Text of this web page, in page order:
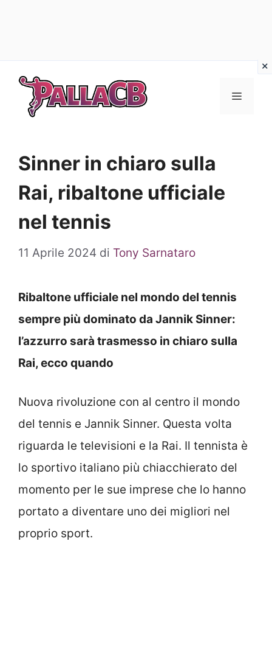
contenuto
Menu
Sinner in chiaro sulla
Rai, ribaltone ufficiale
nel tennis
11 Aprile 2024 di Tony Sarnataro
Ribaltone ufficiale nel mondo del tennis
sempre più dominato da Jannik Sinner:
l’azzurro sarà trasmesso in chiaro sulla
Rai, ecco quando
Nuova rivoluzione con al centro il mondo
del tennis e Jannik Sinner. Questa volta
riguarda le televisioni e la Rai. Il tennista è
lo sportivo italiano più chiacchierato del
momento per le sue imprese che lo hanno
portato a diventare uno dei migliori nel
proprio sport.